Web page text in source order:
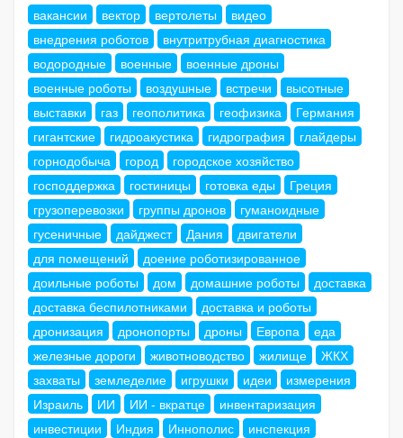
вакансии
вектор вертолеты
видео
внедрения роботов
внутритрубная диагностика
водородные
военные
военные дроны
военные роботы
воздушные встречи
высотные
выставки
газ геополитика геофизика
Германия
гигантские
гидроакустика гидрография
глайдеры
горнодобыча
город
городское хозяйство
господдержка
гостиницы готовка еды
Греция
грузоперевозки
группы дронов
гуманоидные
гусеничные
дайджест Дания
двигатели
для помещений
доение роботизированное
доильные роботы
дом домашние роботы
доставка
доставка беспилотниками
доставка и роботы
дронизация
дронопорты дроны Европа
еда
железные дороги
животноводство жилище
ЖКХ
захваты
земледелие игрушки идеи
измерения
Израиль
ИИ ИИ - вкратце
инвентаризация
инвестиции
Индия Иннополис
инспекция